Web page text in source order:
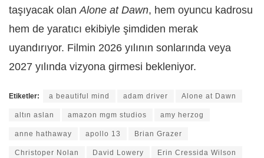
taşıyacak olan Alone at Dawn, hem oyuncu kadrosu
hem de yaratıcı ekibiyle şimdiden merak
uyandırıyor. Filmin 2026 yılının sonlarında veya
2027 yılında vizyona girmesi bekleniyor.
Etiketler: a beautiful mind adam driver Alone at Dawn
altın aslan amazon mgm studios amy herzog
anne hathaway apollo 13 Brian Grazer
Christoper Nolan David Lowery Erin Cressida Wilson